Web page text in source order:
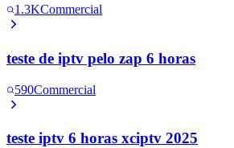
1.3KCommercial
teste de iptv pelo zap 6 horas
590Commercial
teste iptv 6 horas xciptv 2025